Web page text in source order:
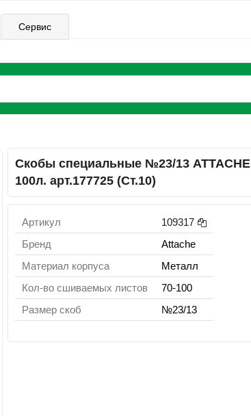
Сервис
Скобы специальные №23/13 ATTACHE
100л. арт.177725 (Ст.10)
Артикул
109317
Бренд
Attachе
Материал корпуса
Металл
Кол-во сшиваемых листов
70-100
Размер скоб
№23/13